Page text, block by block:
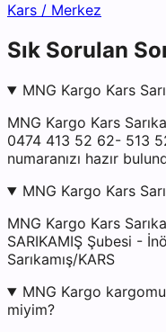
Kars / Merkez
Sık Sorulan
MNG Kargo Kars
MNG Kargo Kars
0474 413 52 62- 513
numaranızı hazır
MNG Kargo Kars
MNG Kargo Kars
SARIKAMIŞ Şubesi -
Sarıkamış/KARS
MNG Kargo
miyim?